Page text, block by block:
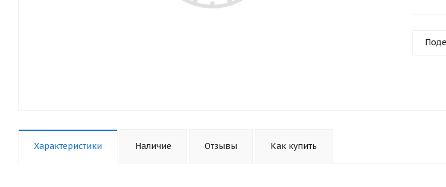
Характеристики Наличие Отзывы Как купить